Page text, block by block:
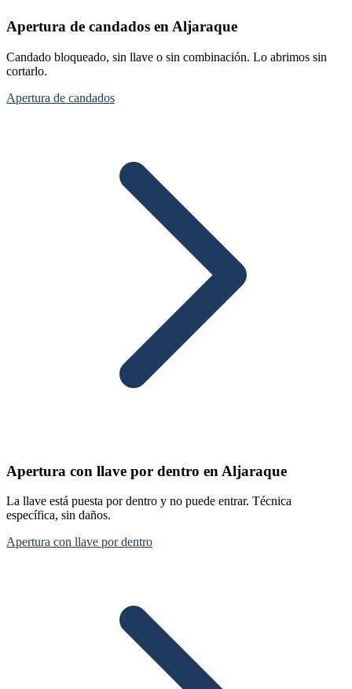
Apertura de candados en Aljaraque
Candado bloqueado, sin llave o sin combinación. Lo abrimos sin
cortarlo.
Apertura de candados
Apertura con llave por dentro en Aljaraque
La llave está puesta por dentro y no puede entrar. Técnica
específica, sin daños.
Apertura con llave por dentro